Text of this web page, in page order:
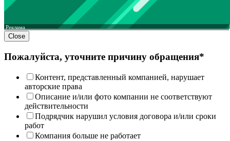
Реклама
Close
Пожалуйста, уточните причину обращения*
Контент, представленный компанией, нарушает
авторские права
Описание и/или фото компании не соответствуют
действительности
Подрядчик нарушил условия договора и/или сроки
работ
Компания больше не работает